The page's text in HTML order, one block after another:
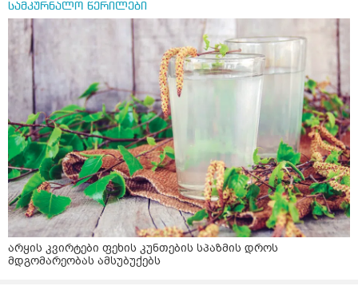
სამკურნალო წერილები
არყის კვირტები ფეხის კუნთების სპაზმის დროს
მდგომარეობას ამსუბუქებს